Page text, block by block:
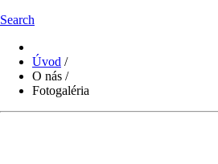
Search
Úvod /
O nás /
Fotogaléria